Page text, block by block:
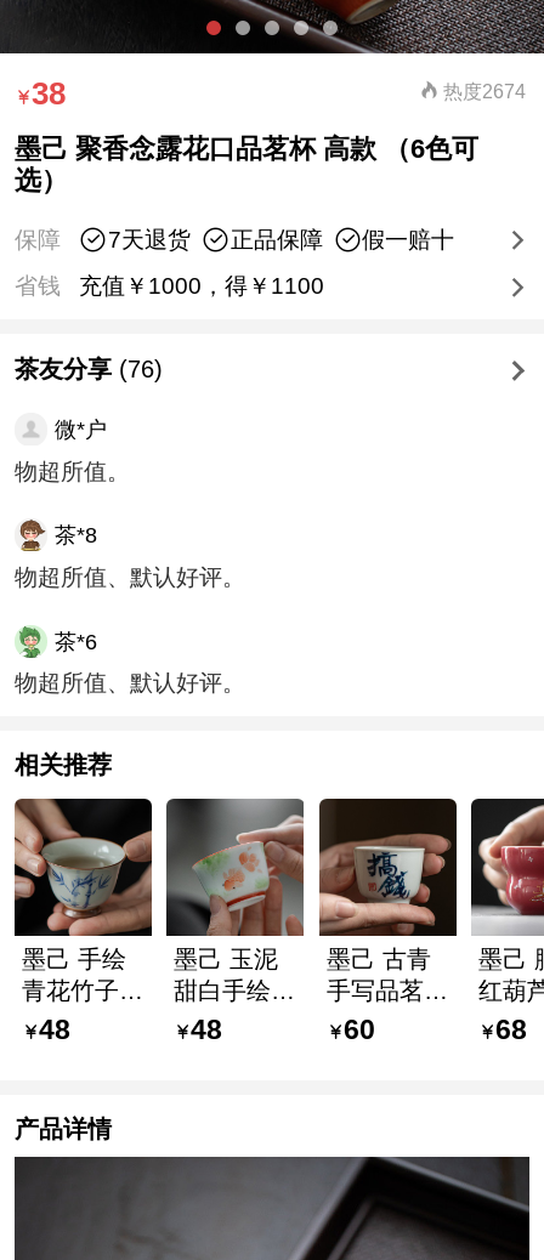
38 热度2674
墨己 聚香念露花口品茗杯 高款 （6色可
选）
保障 7天退货 正品保障
假一赔十
省钱
充值￥1000，得￥1100
茶友分享 (76)
微*户
物超所值。
茶*8
物超所值、默认好评。
茶*6
物超所值、默认好评。
相关推荐
墨己 手绘
青花竹子陶
瓷品茗杯
小号
48
墨己 玉泥
甜白手绘品
茗杯 国风
48
墨己 古青
手写品茗杯
搞钱 釉下
60
墨己
红葫
功夫
68
产品详情